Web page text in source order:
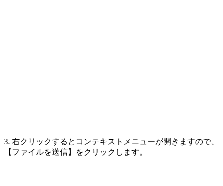
3. 右クリックするとコンテキストメニューが開きますので、
【ファイルを送信】をクリックします。